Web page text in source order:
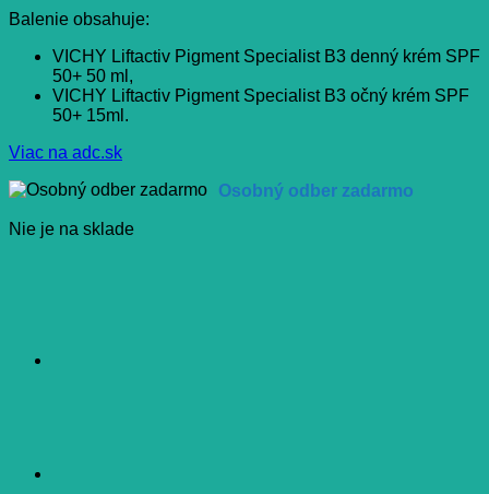
Balenie obsahuje:
VICHY Liftactiv Pigment Specialist B3 denný krém SPF
50+ 50 ml,
VICHY Liftactiv Pigment Specialist B3 očný krém SPF
50+ 15ml.
Viac na adc.sk
Osobný odber zadarmo
Nie je na sklade